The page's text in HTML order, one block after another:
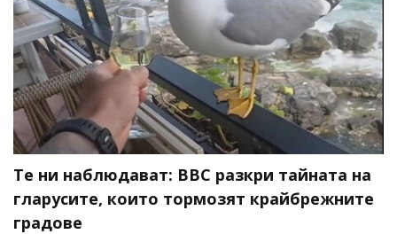
Те ни наблюдават: BBC разкри тайната на
гларусите, които тормозят крайбрежните
градове